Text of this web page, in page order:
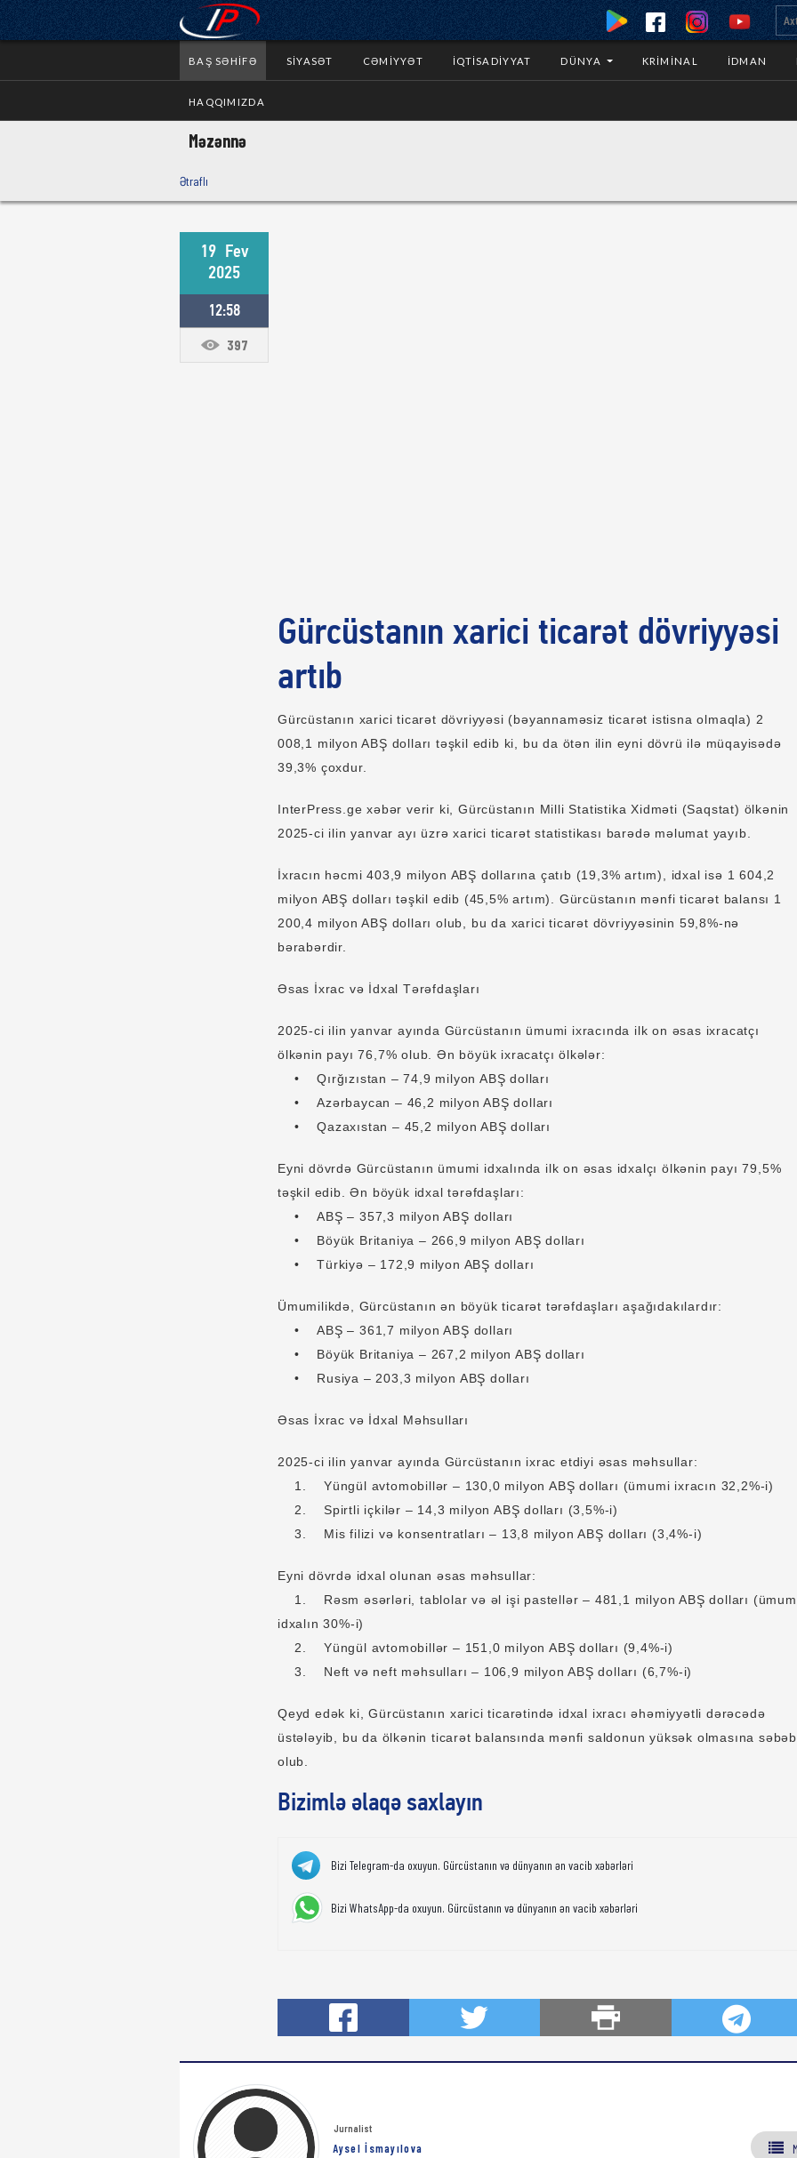
BAŞ SƏHIFƏ SIYASƏT CƏMIYYƏT İQTISADIYYAT DÜNYA KRIMINAL İDMAN
HAQQIMIZDA
Məzənnə
Ətraflı
19 Fev
2025
12:58
397
Gürcüstanın xarici ticarət dövriyyəsi
artıb
Gürcüstanın xarici ticarət dövriyyəsi (bəyannaməsiz ticarət istisna olmaqla) 2
008,1 milyon ABŞ dolları təşkil edib ki, bu da ötən ilin eyni dövrü ilə müqayisədə
39,3% çoxdur.
InterPress.ge xəbər verir ki, Gürcüstanın Milli Statistika Xidməti (Saqstat) ölkənin
2025-ci ilin yanvar ayı üzrə xarici ticarət statistikası barədə məlumat yayıb.
İxracın həcmi 403,9 milyon ABŞ dollarına çatıb (19,3% artım), idxal isə 1 604,2
milyon ABŞ dolları təşkil edib (45,5% artım). Gürcüstanın mənfi ticarət balansı 1
200,4 milyon ABŞ dolları olub, bu da xarici ticarət dövriyyəsinin 59,8%-nə
bərabərdir.
Əsas İxrac və İdxal Tərəfdaşları
2025-ci ilin yanvar ayında Gürcüstanın ümumi ixracında ilk on əsas ixracatçı
ölkənin payı 76,7% olub. Ən böyük ixracatçı ölkələr:
• Qırğızıstan – 74,9 milyon ABŞ dolları
• Azərbaycan – 46,2 milyon ABŞ dolları
• Qazaxıstan – 45,2 milyon ABŞ dolları
Eyni dövrdə Gürcüstanın ümumi idxalında ilk on əsas idxalçı ölkənin payı 79,5%
təşkil edib. Ən böyük idxal tərəfdaşları:
• ABŞ – 357,3 milyon ABŞ dolları
• Böyük Britaniya – 266,9 milyon ABŞ dolları
• Türkiyə – 172,9 milyon ABŞ dolları
Ümumilikdə, Gürcüstanın ən böyük ticarət tərəfdaşları aşağıdakılardır:
• ABŞ – 361,7 milyon ABŞ dolları
• Böyük Britaniya – 267,2 milyon ABŞ dolları
• Rusiya – 203,3 milyon ABŞ dolları
Əsas İxrac və İdxal Məhsulları
2025-ci ilin yanvar ayında Gürcüstanın ixrac etdiyi əsas məhsullar:
1. Yüngül avtomobillər – 130,0 milyon ABŞ dolları (ümumi ixracın 32,2%-i)
2. Spirtli içkilər – 14,3 milyon ABŞ dolları (3,5%-i)
3. Mis filizi və konsentratları – 13,8 milyon ABŞ dolları (3,4%-i)
Eyni dövrdə idxal olunan əsas məhsullar:
1. Rəsm əsərləri, tablolar və əl işi pastellər – 481,1 milyon ABŞ dolları
idxalın 30%-i)
2. Yüngül avtomobillər – 151,0 milyon ABŞ dolları (9,4%-i)
3. Neft və neft məhsulları – 106,9 milyon ABŞ dolları (6,7%-i)
Qeyd edək ki, Gürcüstanın xarici ticarətində idxal ixracı əhəmiyyətli dərəcədə
üstələyib, bu da ölkənin ticarət balansında mənfi saldonun yüksək olmasına səbəb
olub.
Bizimlə əlaqə saxlayın
Bizi Telegram-da oxuyun. Gürcüstanın və dünyanın ən vacib xəbərləri
Bizi WhatsApp-da oxuyun. Gürcüstanın və dünyanın ən vacib xəbərləri
Jurnalist
Aysel İsmayılova